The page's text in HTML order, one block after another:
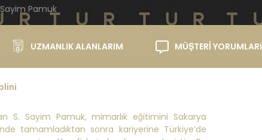
Pamuk
UZMANLIK ALANLARIM MÜŞTERİ YORUMLARI
S. Sayim Pamuk, mimarlık eğitimini Sakarya
tamamladıktan sonra kariyerine Türkiye’de